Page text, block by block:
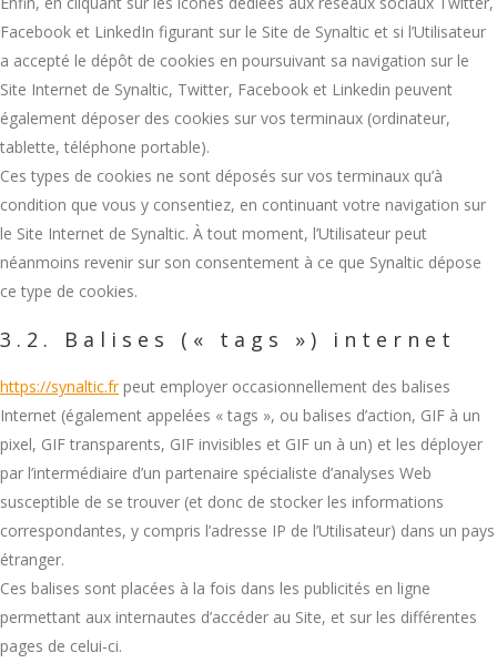
Facebook et LinkedIn figurant sur le Site de Synaltic et si l’Utilisateur
a accepté le dépôt de cookies en poursuivant sa navigation sur le
Site Internet de Synaltic, Twitter, Facebook et Linkedin peuvent
également déposer des cookies sur vos terminaux (ordinateur,
tablette, téléphone portable).
Ces types de cookies ne sont déposés sur vos terminaux qu’à
condition que vous y consentiez, en continuant votre navigation sur
le Site Internet de Synaltic. À tout moment, l’Utilisateur peut
néanmoins revenir sur son consentement à ce que Synaltic dépose
ce type de cookies.
3.2. Balises (« tags ») internet
https://synaltic.frpeut employer occasionnellement des balises
Internet (également appelées « tags », ou balises d’action, GIF à un
pixel, GIF transparents, GIF invisibles et GIF un à un) et les déployer
par l’intermédiaire d’un partenaire spécialiste d’analyses Web
susceptible de se trouver (et donc de stocker les informations
correspondantes, y compris l’adresse IP de l’Utilisateur) dans un pays
étranger.
Ces balises sont placées à la fois dans les publicités en ligne
permettant aux internautes d’accéder au Site, et sur les différentes
pages de celui-ci.